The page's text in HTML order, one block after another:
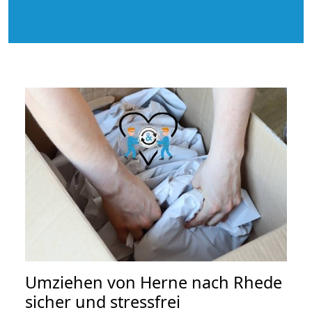
Umziehen von Herne nach Rhede
sicher und stressfrei